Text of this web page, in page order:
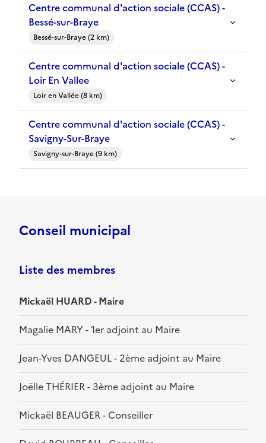
Centre communal d'action sociale (CCAS) -
Bessé-sur-Braye
Bessé-sur-Braye (2 km)
Centre communal d'action sociale (CCAS) -
Loir En Vallee
Loir en Vallée (8 km)
Centre communal d'action sociale (CCAS) -
Savigny-Sur-Braye
Savigny-sur-Braye (9 km)
Conseil municipal
Liste des membres
Mickaël HUARD - Maire
Magalie MARY - 1er adjoint au Maire
Jean-Yves DANGEUL - 2ème adjoint au Maire
Joëlle THÉRIER - 3ème adjoint au Maire
Mickaël BEAUGER - Conseiller